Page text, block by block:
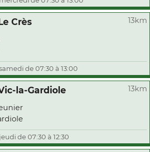
Crès 13km
de 07:30 à 13:00
la-Gardiole 13km
de 07:30 à 12:30